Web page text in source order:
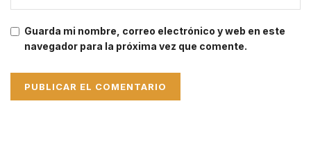
Guarda mi nombre, correo electrónico y web en este
navegador para la próxima vez que comente.